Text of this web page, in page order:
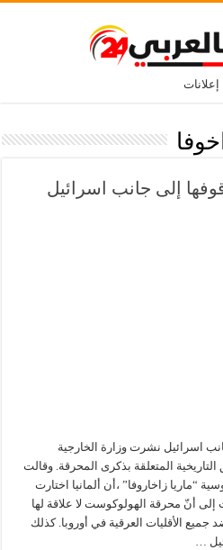
إعلانات
إلى جانب اسرائيل
اسرائيل نشرت وزارة الخارجية
التاريخية المتعلقة بذكرى المحرقة. وقالت
“ماريا زاخاروفا” ،أن ألمانيا اختارت
إلى أنّ محرقة الهولوكوست لا علاقة لها
جميع الأقليات العرقية في أوروبا. كذلك
…